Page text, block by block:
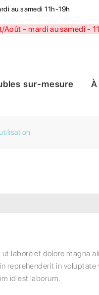
au samedi 11h-19h
Août - mardi au samedi -
sur-mesure
labore et dolore magna
reprehenderit in
id est laborum.